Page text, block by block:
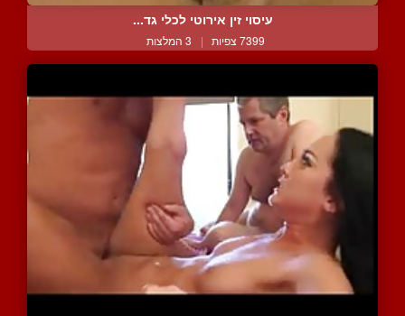
עיסוי זין אירוטי לכלי גד...
7399 צפיות | 3 המלצות